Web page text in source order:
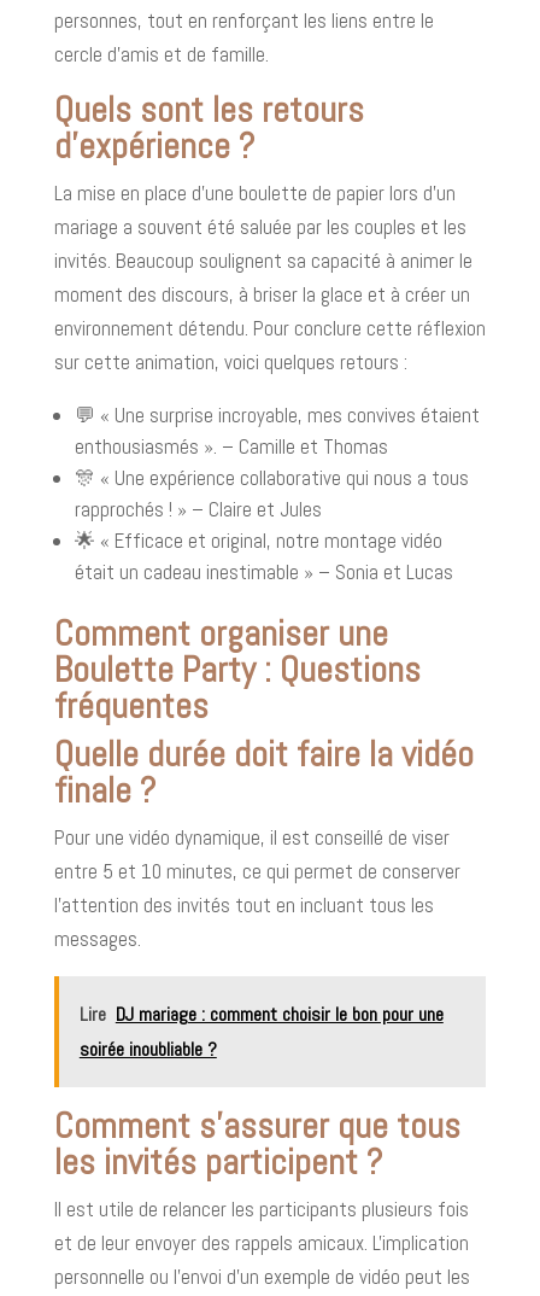
personnes, tout en renforçant les liens entre le
cercle d'amis et de famille.
Quels sont les retours
d'expérience ?
La mise en place d'une boulette de papier lors d'un
mariage a souvent été saluée par les couples et les
invités. Beaucoup soulignent sa capacité à animer le
moment des discours, à briser la glace et à créer un
environnement détendu. Pour conclure cette réflexion
sur cette animation, voici quelques retours :
💬 « Une surprise incroyable, mes convives étaient
enthousiasmés ». – Camille et Thomas
🎊 « Une expérience collaborative qui nous a tous
rapprochés ! » – Claire et Jules
🌟 « Efficace et original, notre montage vidéo
était un cadeau inestimable » – Sonia et Lucas
Comment organiser une
Boulette Party : Questions
fréquentes
Quelle durée doit faire la vidéo
finale ?
Pour une vidéo dynamique, il est conseillé de viser
entre 5 et 10 minutes, ce qui permet de conserver
l’attention des invités tout en incluant tous les
messages.
Lire DJ mariage : comment choisir le bon pour une
soirée inoubliable ?
Comment s'assurer que tous
les invités participent ?
Il est utile de relancer les participants plusieurs fois
et de leur envoyer des rappels amicaux. L'implication
personnelle ou l'envoi d'un exemple de vidéo peut les